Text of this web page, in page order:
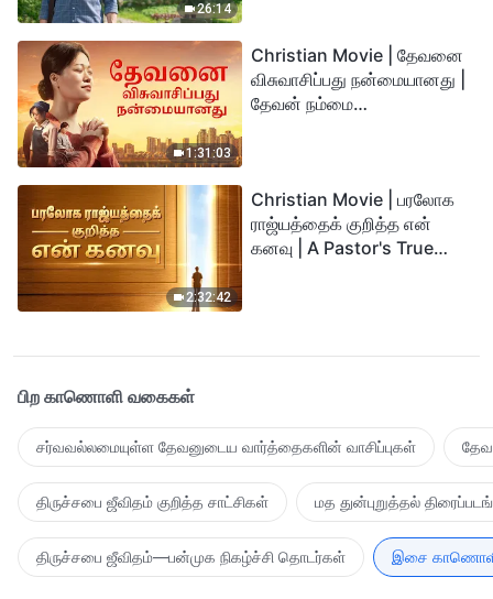
26:14
1:31:03
Christian Movie | தேவனை
விசுவாசிப்பது நன்மையானது |
தேவன் நம்மை
2:32:42
Christian Movie | பரலோக
ராஜ்யத்தைக் குறித்த என்
கனவு | A Pastor's True
பிற காணொளி வகைகள்
சர்வவல்லமையுள்ள தேவனுடைய வார்த்தைகளின் வாசிப்புகள்
திருச்சபை ஜீவிதம் குறித்த சாட்சிகள் மத துன்புறுத்தல்
திருச்சபை ஜீவிதம்—பன்முக நிகழ்ச்சி தொடர்கள் இசை